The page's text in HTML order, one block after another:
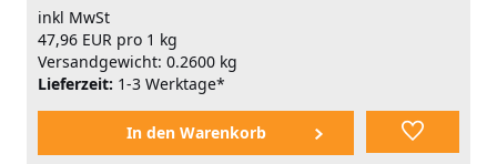
inkl MwSt
47,96 EUR pro 1 kg
Versandgewicht: 0.2600 kg
Lieferzeit: 1-3 Werktage*